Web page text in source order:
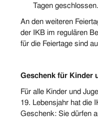
Tagen geschlossen.
An den weiteren
der IKB im regulären
für die Feiertage sind
Geschenk für Kinder
Für alle Kinder und
19. Lebensjahr hat die
Geschenk: Sie dürfen